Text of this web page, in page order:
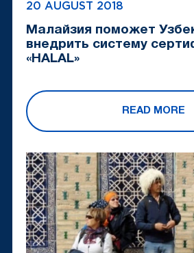
20 AUGUST 2018
Малайзия поможет
внедрить систему
«HALAL»
READ MORE